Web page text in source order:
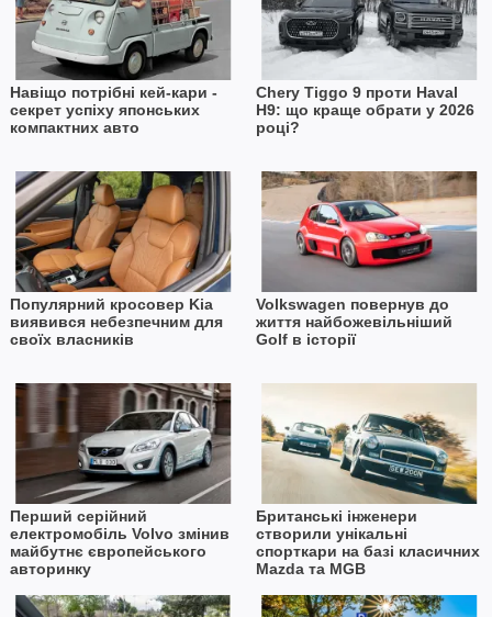
Навіщо потрібні кей-кари -
секрет успіху японських
компактних авто
Chery Tiggo 9 проти Haval
H9: що краще обрати у 2026
році?
Популярний кросовер Kia
виявився небезпечним для
своїх власників
Volkswagen повернув до
життя найбожевільніший
Golf в історії
Перший серійний
електромобіль Volvo змінив
майбутнє європейського
авторинку
Британські інженери
створили унікальні
спорткари на базі класичних
Mazda та MGB